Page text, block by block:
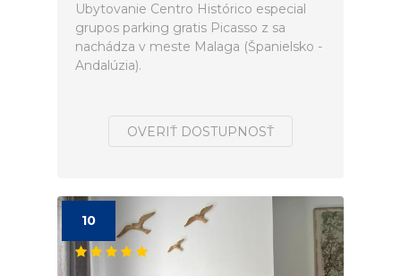
Ubytovanie Centro Histórico especial
grupos parking gratis Picasso z sa
nachádza v meste Malaga (Španielsko -
Andalúzia).
OVERIŤ DOSTUPNOSŤ
10